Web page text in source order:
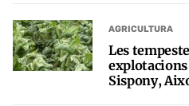
AGRICULTURA
Les
explotacions
Sispony,